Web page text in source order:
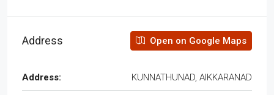
Address Open on Google Maps
Address: KUNNATHUNAD, AIKKARANAD